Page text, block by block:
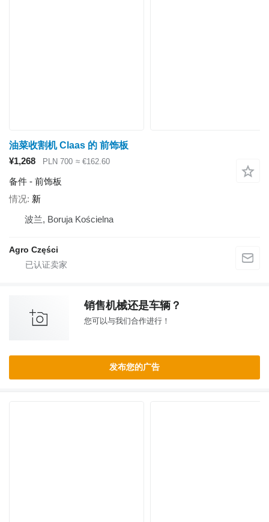
油菜收割机 Claas 的 前饰板
¥1,268
PLN 700 ≈ €162.60
备件 - 前饰板
情况 新
波兰, Boruja Kościelna
Agro Części
销售机械还是车辆？
您可以与我们合作进行！
发布您的广告